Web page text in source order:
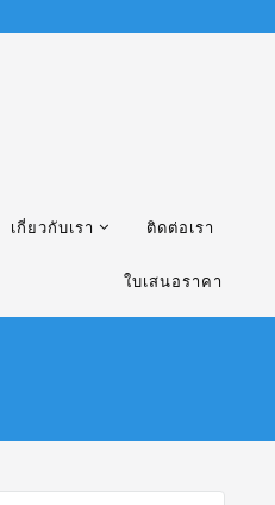
เกี่ยวกับเรา ติดต่อเรา
ใบเสนอราคา